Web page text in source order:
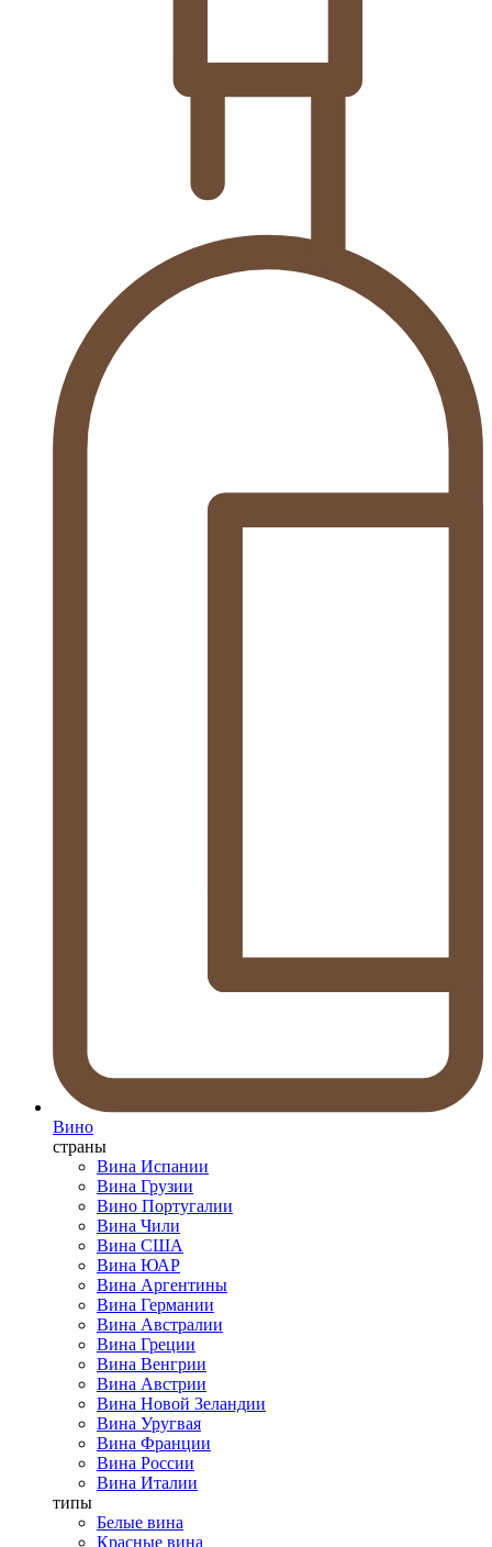
Вино
страны
Вина Испании
Вина Грузии
Вино Португалии
Вина Чили
Вина США
Вина ЮАР
Вина Аргентины
Вина Германии
Вина Австралии
Вина Греции
Вина Венгрии
Вина Австрии
Вина Новой Зеландии
Вина Уругвая
Вина Франции
Вина России
Вина Италии
типы
Белые вина
Красные вина